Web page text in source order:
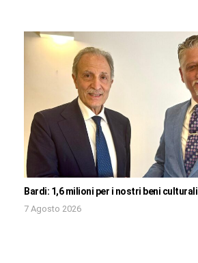
Bardi: 1,6 milioni per i nostri beni culturali
7 Agosto 2026